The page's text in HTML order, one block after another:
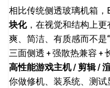
相比传统侧透玻璃机箱，
块化，在视觉和结构上更
爽、简洁、有质感而不是
三面侧透 + 强散热兼容 +
高性能游戏主机 / 剪辑 /
你做修机、装系统、测试